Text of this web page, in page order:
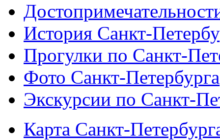
История Санкт-
Прогулки по Санкт-
Фото Санкт-Петербурга
Экскурсии по Санкт-
Карта Санкт-